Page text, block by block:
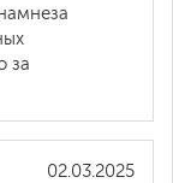
за
02.03.2025